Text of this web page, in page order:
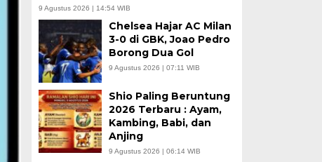
9 Agustus 2026 | 14:54 WIB
Chelsea Hajar AC Milan
3-0 di GBK, Joao Pedro
Borong Dua Gol
9 Agustus 2026 | 07:11 WIB
Shio Paling Beruntung
2026 Terbaru : Ayam,
Kambing, Babi, dan
Anjing
9 Agustus 2026 | 06:14 WIB